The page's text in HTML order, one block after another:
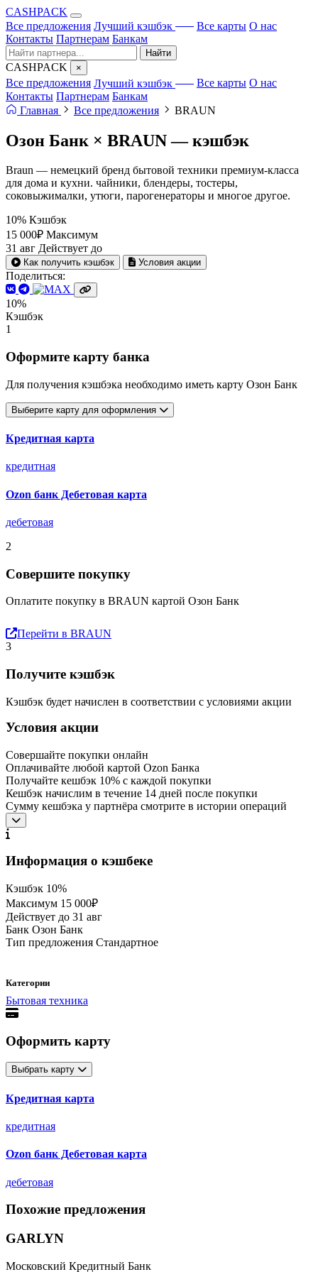
CASHPACK
Все предложения Лучший кэшбэк Все карты О нас
Контакты Партнерам Банкам
Найти
CASHPACK ×
Все предложения Лучший кэшбэк Все карты О нас
Контакты Партнерам Банкам
Главная
Все предложения BRAUN
Озон Банк × BRAUN —кэшбэк
Braun — немецкий бренд бытовой техники премиум-класса
для дома и кухни. чайники, блендеры, тостеры,
соковыжималки, утюги, парогенераторы и многое другое.
10% Кэшбэк
15 000₽ Максимум
31 авг Действует до
Как получить кэшбэк Условия акции
Поделиться:
10%
Кэшбэк
1
Оформите карту банка
Для получения кэшбэка необходимо иметь карту Озон Банк
Выберите карту для оформления
Кредитная карта
кредитная
Ozon банк Дебетовая карта
дебетовая
2
Совершите покупку
Оплатите покупку в BRAUN картой Озон Банк
Перейти в BRAUN
3
Получите кэшбэк
Кэшбэк будет начислен в соответствии с условиями акции
Условия акции
Совершайте покупки онлайн
Оплачивайте любой картой Ozon Банка
Получайте кешбэк 10% с каждой покупки
Кешбэк начислим в течение 14 дней после покупки
Сумму кешбэка у партнёра смотрите в истории операций
Информация о кэшбеке
Кэшбэк 10%
Максимум 15 000₽
Действует до 31 авг
Банк Озон Банк
Тип предложения Стандартное
Категории
Бытовая техника
Оформить карту
Выбрать карту
Кредитная карта
кредитная
Ozon банк Дебетовая карта
дебетовая
Похожие предложения
GARLYN
Московский Кредитный Банк